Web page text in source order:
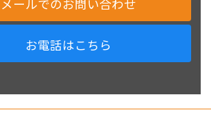
メールでのお問い合わせ
お電話はこちら